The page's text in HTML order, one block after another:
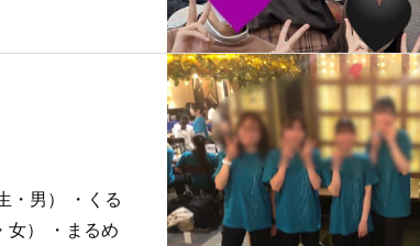
・男） ・くる
女） ・まるめ